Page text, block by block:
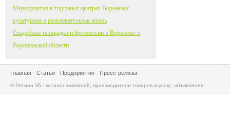
Мероприятия в торговых центрах Воронежа:
культурная и развлекательная жизнь
Свадебные площадки и фотосессии в Воронеже и
Воронежской области
Главная Статьи Предприятия Пресс-релизы
© Регион 36 - каталог компаний, производители товаров и услуг, объявления